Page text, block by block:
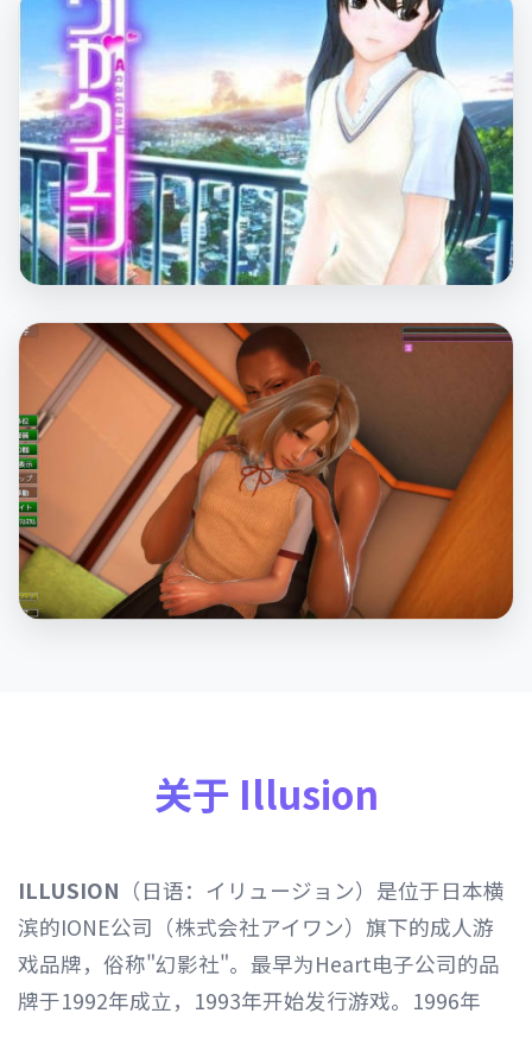
关于 Illusion
ILLUSION （日语：イリュージョン）是位于日本横
滨的IONE公司（株式会社アイワン）旗下的成人游
戏品牌，俗称"幻影社"。最早为Heart电子公司的品
牌于1992年成立，1993年开始发行游戏。1996年